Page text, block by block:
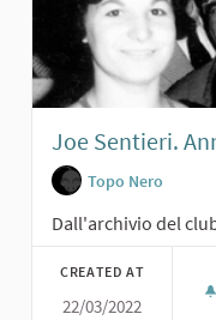
Joe Sentieri.
Topo Nero
Dall'archivio del
CREATED AT
22/03/2022